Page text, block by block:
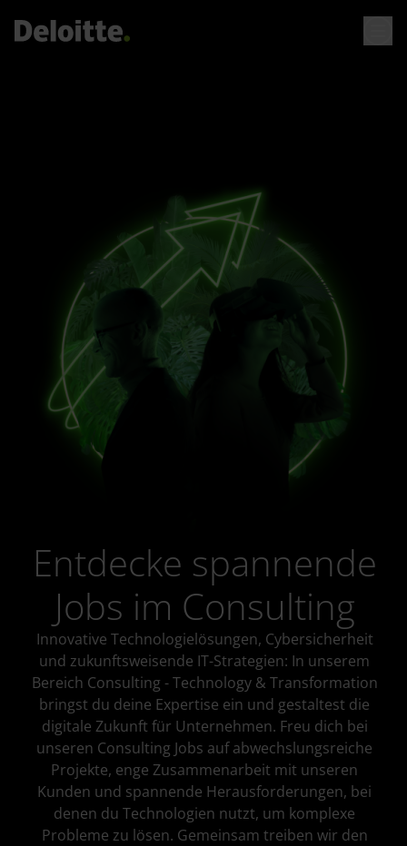
Entdecke spannende
Jobs im Consulting
Innovative Technologielösungen, Cybersicherheit
und zukunftsweisende IT-Strategien: In unserem
Bereich Consulting - Technology & Transformation
bringst du deine Expertise ein und gestaltest die
digitale Zukunft für Unternehmen. Freu dich bei
unseren Consulting Jobs auf abwechslungsreiche
Projekte, enge Zusammenarbeit mit unseren
Kunden und spannende Herausforderungen, bei
denen du Technologien nutzt, um komplexe
Probleme zu lösen. Gemeinsam treiben wir den